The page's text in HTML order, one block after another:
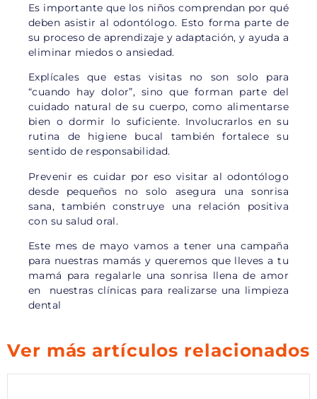
Es importante que los niños comprendan por qué
deben asistir al odontólogo. Esto forma parte de
su proceso de aprendizaje y adaptación, y ayuda a
eliminar miedos o ansiedad.
Explícales que estas visitas no son solo para
“cuando hay dolor”, sino que forman parte del
cuidado natural de su cuerpo, como alimentarse
bien o dormir lo suficiente. Involucrarlos en su
rutina de higiene bucal también fortalece su
sentido de responsabilidad.
Prevenir es cuidar por eso visitar al odontólogo
desde pequeños no solo asegura una sonrisa
sana, también construye una relación positiva
con su salud oral.
Este mes de mayo vamos a tener una campaña
para nuestras mamás y queremos que lleves a tu
mamá para regalarle una sonrisa llena de amor
en nuestras clínicas para realizarse una limpieza
dental
Ver más artículos relacionados